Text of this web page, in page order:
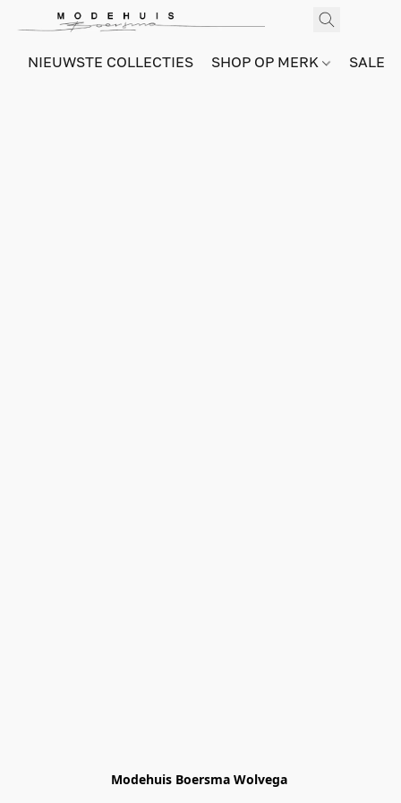
NIEUWSTE COLLECTIES SHOP OP MERK SALE
Modehuis Boersma Wolvega